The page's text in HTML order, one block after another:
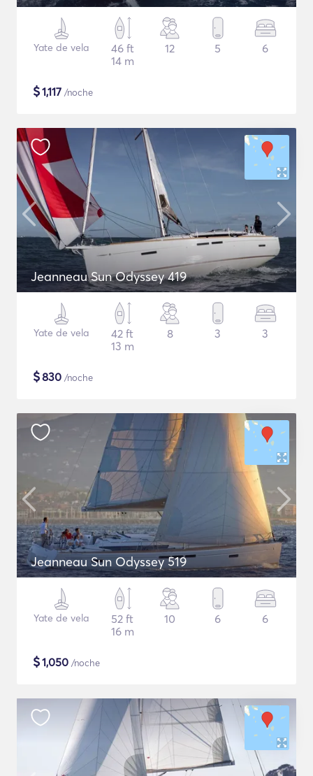
Yate de vela
46 ft
14 m
12 5 6
$1,117 /noche
Jeanneau Sun Odyssey 419
Yate de vela
42 ft
13 m
8 3 3
$830 /noche
Jeanneau Sun Odyssey 519
Yate de vela
52 ft
16 m
10 6 6
$1,050 /noche